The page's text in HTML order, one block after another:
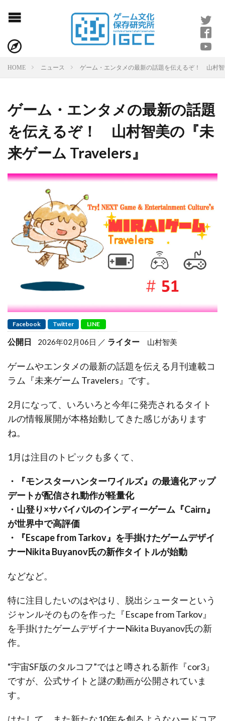
HOME ニュース ゲーム・エンタメの最新の話題を伝えるぞ！ 山村
ゲーム・エンタメの最新の話題
を伝えるぞ！ 山村智美の『未
来ゲーム Travelers』
Facebook Twitter LINE
公開日 2026年02月06日 ライター 山村智美
ゲームやエンタメの最新の話題を伝える月刊連載コ
ラム『未来ゲーム Travelers』です。
2月になって、いろいろと今年に発売されるタイト
ルの情報展開が本格始動してきた感じがあります
ね。
1月は注目のトピックも多くて、
・『モンスターハンターワイルズ』の最適化アップ
デートが配信され動作が軽量化
・山登り×サバイバルのインディーゲーム『Cairn』
が世界中で高評価
・『Escape from Tarkov』を手掛けたゲームデザイ
ナーNikita Buyanov氏の新作タイトルが始動
などなど。
特に注目したいのはやはり、脱出シューターという
ジャンルそのものを作った『Escape from Tarkov』
を手掛けたゲームデザイナーNikita Buyanov氏の新
作。
“宇宙SF版のタルコフ”ではと噂される新作『cor3』
ですが、公式サイトと謎の動画が公開されていま
す。